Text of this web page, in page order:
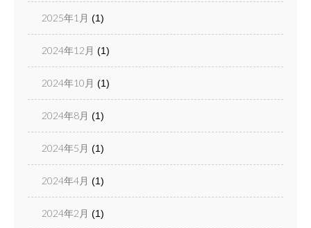
2025年1月 (1)
2024年12月 (1)
2024年10月 (1)
2024年8月 (1)
2024年5月 (1)
2024年4月 (1)
2024年2月 (1)